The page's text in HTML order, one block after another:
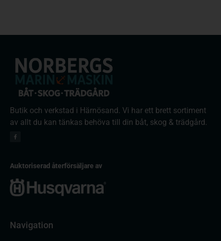
Butik och verkstad i Härnösand. Vi har ett brett sortiment
av allt du kan tänkas behöva till din båt, skog & trädgård.
Auktoriserad återförsäljare av
Navigation